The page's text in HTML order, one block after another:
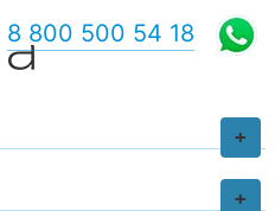
+
+
8 800 500 54 18